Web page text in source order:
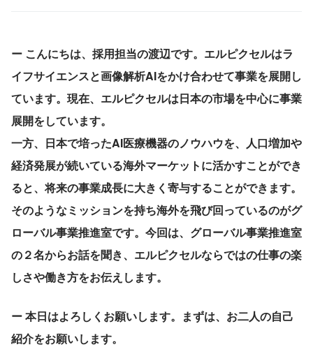
ー こんにちは、採用担当の渡辺です。エルピクセルはラ
イフサイエンスと画像解析AIをかけ合わせて事業を展開し
ています。現在、エルピクセルは日本の市場を中心に事業
展開をしています。
一方、日本で培ったAI医療機器のノウハウを、人口増加や
経済発展が続いている海外マーケットに活かすことができ
ると、将来の事業成長に大きく寄与することができます。
そのようなミッションを持ち海外を飛び回っているのがグ
ローバル事業推進室です。今回は、グローバル事業推進室
の２名からお話を聞き、エルピクセルならではの仕事の楽
しさや働き方をお伝えします。
ー 本日はよろしくお願いします。まずは、お二人の自己
紹介をお願いします。